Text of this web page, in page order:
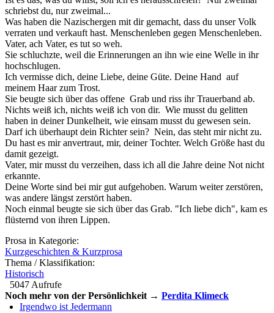
schriebst du, nur zweimal...
Was haben die Nazischergen mit dir gemacht, dass du unser Volk
verraten und verkauft hast. Menschenleben gegen Menschenleben.
Vater, ach Vater, es tut so weh.
Sie schluchzte, weil die Erinnerungen an ihn wie eine Welle in ihr
hochschlugen.
Ich vermisse dich, deine Liebe, deine Güte. Deine Hand auf
meinem Haar zum Trost.
Sie beugte sich über das offene Grab und riss ihr Trauerband ab.
Nichts weiß ich, nichts weiß ich von dir. Wie musst du gelitten
haben in deiner Dunkelheit, wie einsam musst du gewesen sein.
Darf ich überhaupt dein Richter sein? Nein, das steht mir nicht zu.
Du hast es mir anvertraut, mir, deiner Tochter. Welch Größe hast du
damit gezeigt.
Vater, mir musst du verzeihen, dass ich all die Jahre deine Not nicht
erkannte.
Deine Worte sind bei mir gut aufgehoben. Warum weiter zerstören,
was andere längst zerstört haben.
Noch einmal beugte sie sich über das Grab. "Ich liebe dich", kam es
flüsternd von ihren Lippen.
Prosa in Kategorie:
Kurzgeschichten & Kurzprosa
Thema / Klassifikation:
Historisch
5047 Aufrufe
Noch mehr von der Persönlichkeit → Perdita Klimeck
Irgendwo ist Jedermann